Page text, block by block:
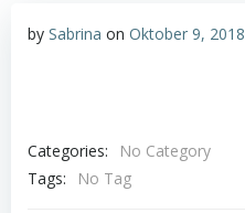
by Sabrina on Oktober 9, 2018
Categories:
No Category
Tags:
No Tag